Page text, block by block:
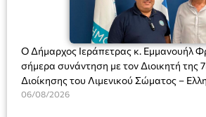
Ο Δήμαρχος Ιεράπετρας κ. Εμμανουήλ
σήμερα συνάντηση με τον Διοικητή της
Διοίκησης του Λιμενικού Σώματος –
Ακτοφυλακής (Λ.Σ.-ΕΛ.ΑΚΤ.),
06/08/2026